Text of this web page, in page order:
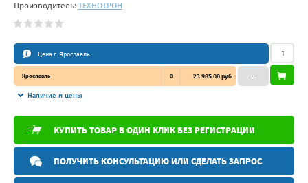
Производитель: ТЕХНОТРОН
Цена г. Ярославль
Ярославль 0 23 985.00 руб.
Наличие и цены
–
КУПИТЬ ТОВАР В ОДИН КЛИК БЕЗ РЕГИСТРАЦИИ
ПОЛУЧИТЬ КОНСУЛЬТАЦИЮ ИЛИ СДЕЛАТЬ ЗАПРОС